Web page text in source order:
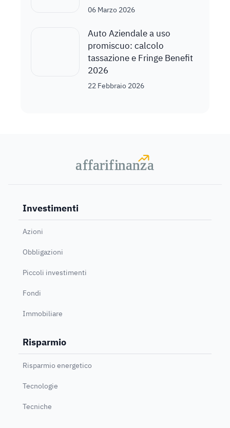
06 Marzo 2026
Auto Aziendale a uso
promiscuo: calcolo
tassazione e Fringe Benefit
2026
22 Febbraio 2026
affarifinanza
affarifinanza
Investimenti
Azioni
Obbligazioni
Piccoli investimenti
Fondi
Immobiliare
Risparmio
Risparmio energetico
Tecnologie
Tecniche